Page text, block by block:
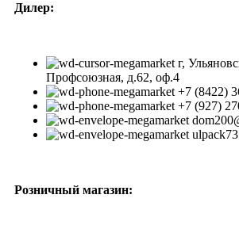
Дилер:
г,
Профсоюзная, д.62, оф.4
+7 (8422)
+7 (927)
Розничный магазин: